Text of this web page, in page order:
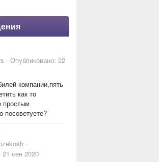
· Опубликовано: 22
компании,пять
как то
простым
посоветуете?
·
21 сен 2020